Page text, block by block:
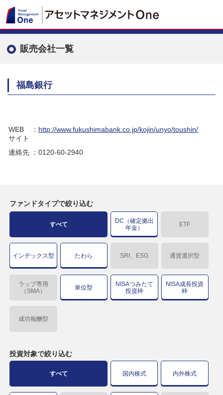
販売会社一覧
福島銀行
WEB
サイト
： http://www.fukushimabank.co.jp/kojin/unyo/toushin/
連絡先 ：0120-60-2940
ファンドタイプで絞り込む
すべて
DC（確定拠出
年金）
ETF
インデックス型 たわら SRI、ESG 通貨選択型
ラップ専用
（SMA）
単位型
NISAつみたて
投資枠
NISA成長投資
枠
成功報酬型
投資対象で絞り込む
すべて 国内株式 内外株式